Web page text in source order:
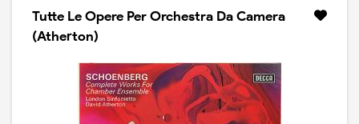
Tutte Le Opere Per Orchestra Da Camera
(Atherton)